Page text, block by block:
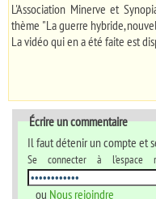
L'Association Minerve et
thème "La guerre hybride,
La vidéo qui en a été faite est
Écrire un commentaire
Il faut détenir un compte et
Se connecter à l'espace
ou Nous rejoindre